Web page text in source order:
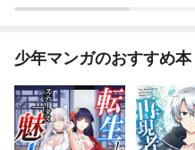
少年マンガのおすすめ本